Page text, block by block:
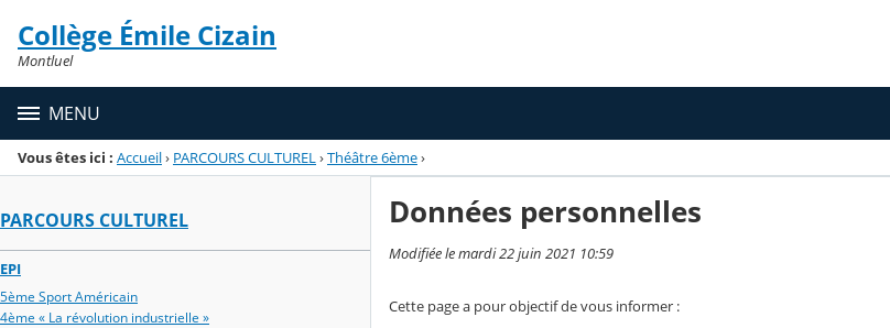
Menu de la rubrique
Contenu
Collège Émile Cizain
Montluel
MENU
Vous êtes ici : Accueil› PARCOURS CULTUREL›Théâtre 6ème›
PARCOURS CULTUREL
EPI
5ème Sport Américain
4ème « La révolution industrielle »
Données personnelles
Modifiée le mardi 22 juin 2021 10:59
Cette page a pour objectif de vous informer :